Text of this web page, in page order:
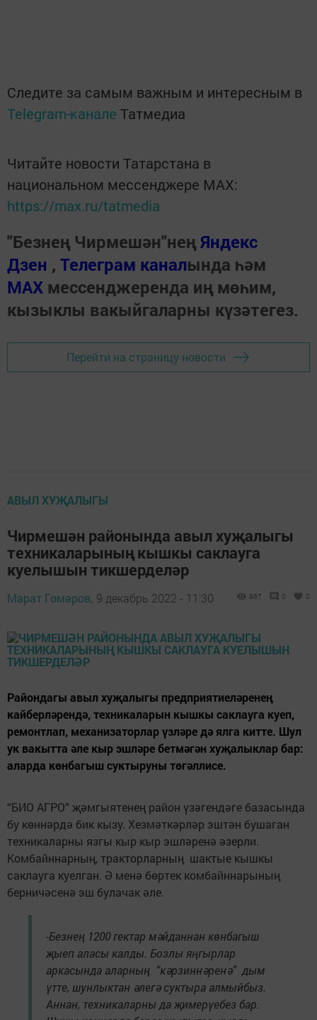
Следите за самым важным и интересным в
Telegram-канале Татмедиа
Читайте новости Татарстана в
национальном мессенджере MАХ:
https://max.ru/tatmedia
"Безнең Чирмешән"неңЯндекс
Дзен , Телеграм каналында һәм
МАХ мессенджеренда иң мөһим,
кызыклы вакыйгаларны күзәтегез.
Перейти на страницу новости
АВЫЛ ХУҖАЛЫГЫ
Чирмешән районында авыл хуҗалыгы
техникаларының кышкы саклауга
куелышын тикшерделәр
Марат Гомәров, 9 декабрь 2022 - 11:30 867 0 0
Райондагы авыл хуҗалыгы предприятиеләренең
кайберләрендә, техникаларын кышкы саклауга куеп,
ремонтлап, механизаторлар үзләре дә ялга китте. Шул
ук вакытта әле кыр эшләре бетмәгән хуҗалыклар бар:
аларда көнбагыш суктыруны төгәллисе.
“БИО АГРО” җәмгыятенең район үзәгендәге базасында
бу көннәрдә бик кызу. Хезмәткәрләр эштән бушаган
техникаларны язгы кыр кыр эшләренә әзерли.
Комбайннарның, тракторларның шактые кышкы
саклауга куелган. Ә менә бөртек комбайннарының
берничәсенә эш булачак әле.
-Безнең 1200 гектар мәйданнан көнбагыш
җыеп аласы калды. Бозлы яңгырлар
аркасында аларның “кәрзиннәренә” дым
үтте, шунлыктан әлегә суктыра алмыйбыз.
Аннан, техникаларны да җимерүебез бар.